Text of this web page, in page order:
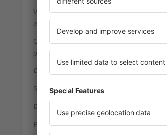
Você chegar ao aeroporto através do
e a estação ferroviária.
Qualquer uma das principais empresas
para o terminal de passageiros. O
Coordenadas GPS:
54°22'56"N, 18°27'58"E
De Gdynia e Sopot
Pegue a estrada circular tri-cidade e vá